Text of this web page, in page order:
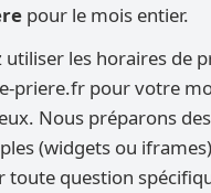
pour le mois entier.
utiliser les horaires de
priere.fr pour votre
Nous préparons
(widgets ou
toute question